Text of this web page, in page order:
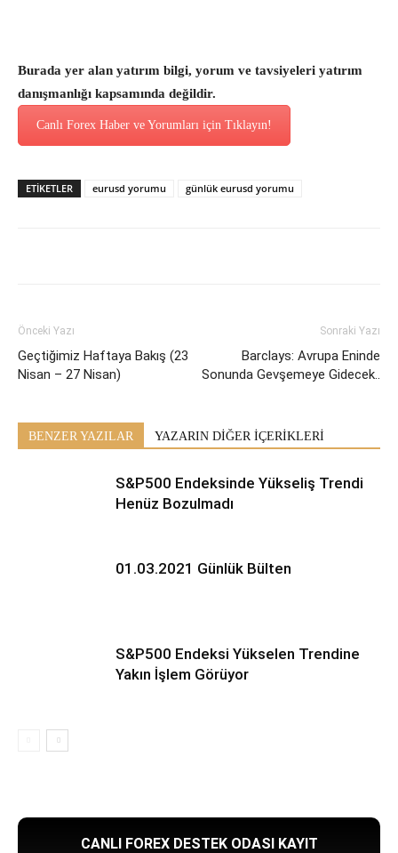
Burada yer alan yatırım bilgi, yorum ve tavsiyeleri yatırım
danışmanlığı kapsamında değildir.
Canlı Forex Haber ve Yorumları için Tıklayın!
ETİKETLER eurusd yorumu günlük eurusd yorumu
Önceki Yazı
Geçtiğimiz Haftaya Bakış (23
Nisan – 27 Nisan)
Sonraki Yazı
Barclays: Avrupa Eninde
Sonunda Gevşemeye Gidecek..
BENZER YAZILAR YAZARIN DİĞER İÇERİKLERİ
S&P500 Endeksinde Yükseliş Trendi
Henüz Bozulmadı
01.03.2021 Günlük Bülten
S&P500 Endeksi Yükselen Trendine
Yakın İşlem Görüyor
CANLI FOREX DESTEK ODASI KAYIT